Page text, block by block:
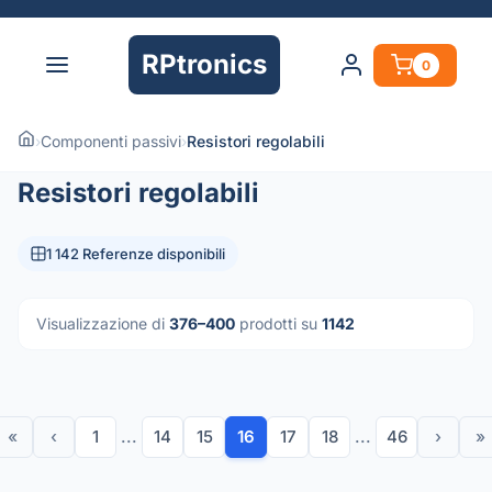
RPtronics 0
›Componenti passivi›Resistori regolabili
Resistori regolabili
1 142 Referenze disponibili
Visualizzazione di 376–400 prodotti su 1142
« ‹ 1 ... 14 15 16 17 18 ... 46 › »